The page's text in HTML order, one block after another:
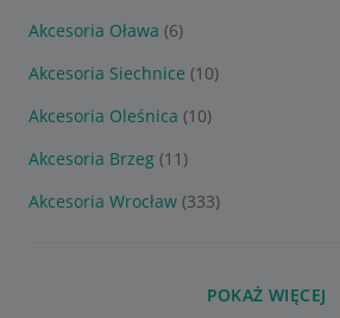
Akcesoria Oława (6)
Akcesoria Siechnice (10)
Akcesoria Oleśnica (10)
Akcesoria Brzeg (11)
Akcesoria Wrocław (333)
POKAŻ WIĘCEJ